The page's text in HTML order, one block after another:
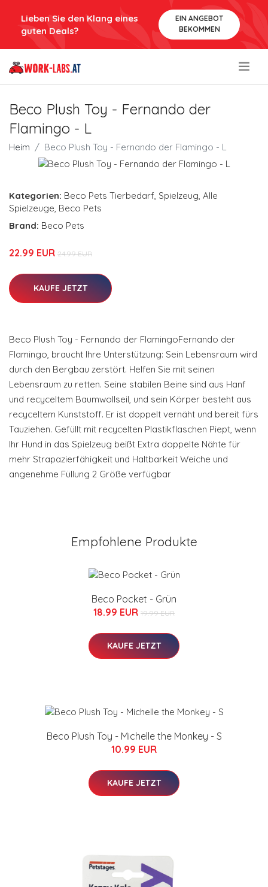
Lieben Sie den Klang eines
guten Deals?
EIN ANGEBOT
BEKOMMEN
Beco Plush Toy - Fernando der
Flamingo - L
Heim Beco Plush Toy - Fernando der Flamingo - L
Kategorien: Beco Pets Tierbedarf Spielzeug Alle
Spielzeuge Beco Pets
Brand: Beco Pets
22.99 EUR 24.99 EUR
KAUFE JETZT
Beco Plush Toy - Fernando der FlamingoFernando der
Flamingo, braucht Ihre Unterstützung: Sein Lebensraum wird
durch den Bergbau zerstört. Helfen Sie mit seinen
Lebensraum zu retten. Seine stabilen Beine sind aus Hanf
und recyceltem Baumwollseil, und sein Körper besteht aus
recyceltem Kunststoff. Er ist doppelt vernäht und bereit fürs
Tauziehen. Gefüllt mit recycelten Plastikflaschen Piept, wenn
Ihr Hund in das Spielzeug beißt Extra doppelte Nähte für
mehr Strapazierfähigkeit und Haltbarkeit Weiche und
angenehme Füllung 2 Größe verfügbar
Empfohlene Produkte
Beco Pocket - Grün
18.99 EUR 19.99 EUR
KAUFE JETZT
Beco Plush Toy - Michelle the Monkey - S
10.99 EUR
KAUFE JETZT